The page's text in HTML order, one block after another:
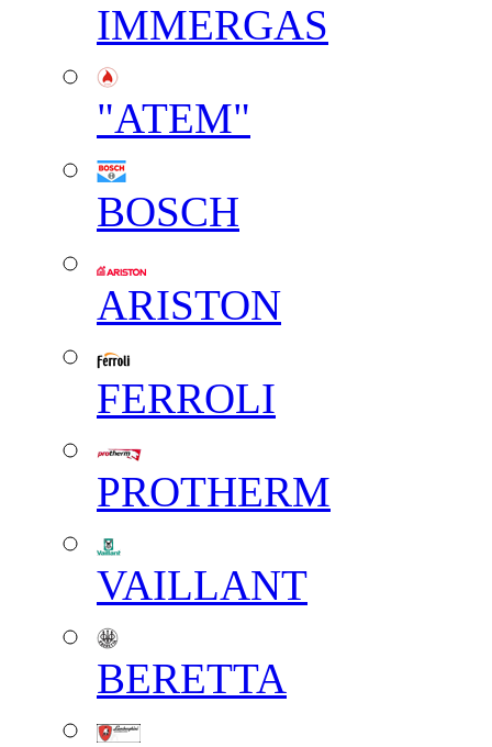
IMMERGAS
"АТЕМ"
BOSCH
ARISTON
FERROLI
PROTHERM
VAILLANT
BERETTA